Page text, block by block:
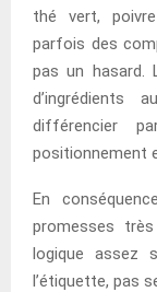
thé vert,
parfois des
pas un hasard.
d’ingrédients
différencier
positionnement
En
promesses
logique assez
l’étiquette, pas